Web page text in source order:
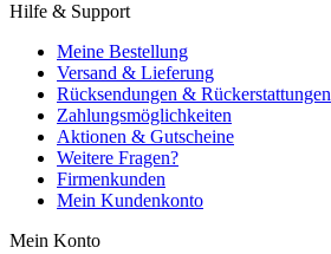
Hilfe & Support
Meine Bestellung
Versand & Lieferung
Rücksendungen & Rückerstattungen
Zahlungsmöglichkeiten
Aktionen & Gutscheine
Weitere Fragen?
Firmenkunden
Mein Kundenkonto
Mein Konto